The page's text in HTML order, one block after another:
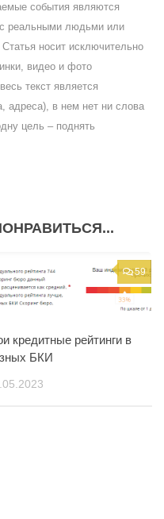
события являются
реальными людьми или
носит исключительно
видео и фото
текст является
адреса), в нем нет ни слова
цель – поднять
59
кредитные рейтинги в
БКИ